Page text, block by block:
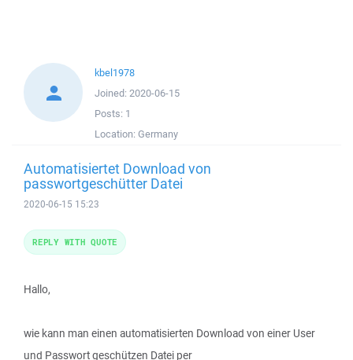
kbel1978
Joined: 2020-06-15
Posts: 1
Location: Germany
Automatisiertet Download von
passwortgeschütter Datei
2020-06-15 15:23
Hallo,
wie kann man einen automatisierten Download von einer User
und Passwort geschützen Datei per
REPLY WITH QUOTE